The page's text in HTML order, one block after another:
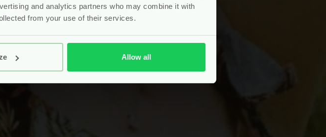
and analytics partners who may combine it with
from your use of their services.
Allow all